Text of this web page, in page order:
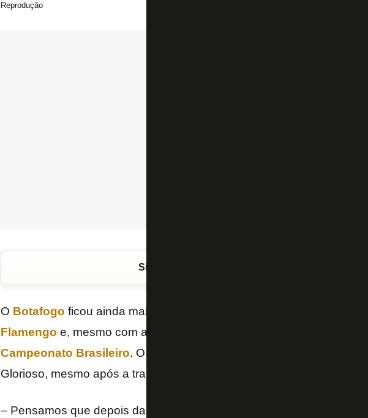
Reprodução
Siga o FogãoNET
O Botafogo ficou ainda mais ameaçado pelo rebaixamento depois
Flamengo e, mesmo com a chegada de muitos reforços, não
Campeonato Brasileiro. O ex-atacante
Glorioso, mesmo após a transformação em SAF.
– Pensamos que depois da compra da SAF o Botafogo fosse